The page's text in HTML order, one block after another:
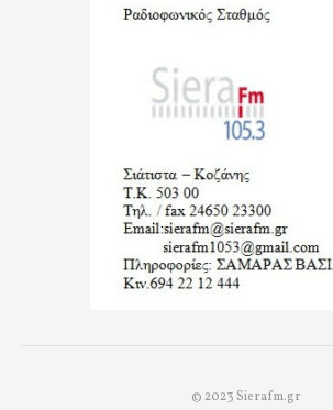
© 2023 Sierafm.gr